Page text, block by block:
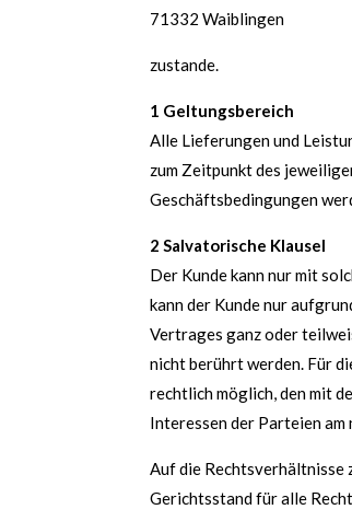
71332 Waiblingen
zustande.
1 Geltungsbereich
Alle Lieferungen und
zum Zeitpunkt des
Geschäftsbedingungen
2 Salvatorische Klausel
Der Kunde kann nur mit
kann der Kunde nur
Vertrages ganz oder
nicht berührt werden. Für
rechtlich möglich, den mit
Interessen der Parteien
Auf die Rechtsverhältnisse
Gerichtsstand für alle